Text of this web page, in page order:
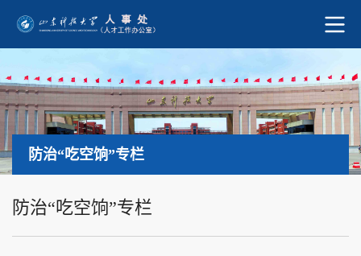
防治“吃空饷”专栏
防治“吃空饷”专栏